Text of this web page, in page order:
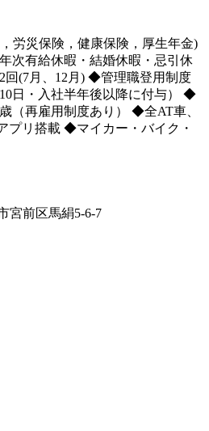
労災保険，健康保険，厚生年金)
次有給休暇・結婚休暇・忌引休
(7月、12月) ◆管理職登用制度
日・入社半年後以降に付与） ◆
（再雇用制度あり） ◆全AT車、
プリ搭載 ◆マイカー・バイク・
宮前区馬絹5-6-7